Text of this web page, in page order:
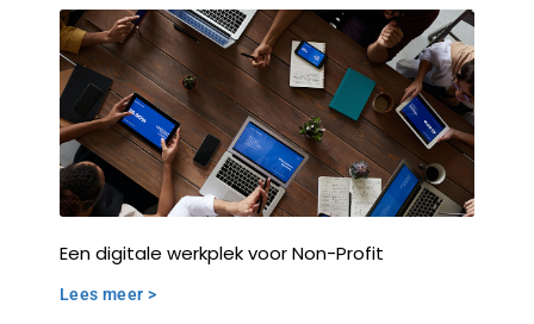
Een digitale werkplek voor Non-Profit
Lees meer >